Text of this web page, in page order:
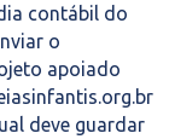
contábil do
o
apoiado
deve guardar